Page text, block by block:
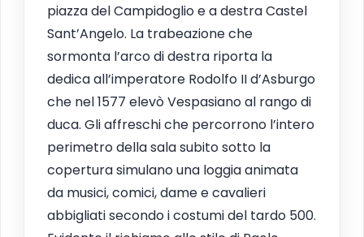
piazza del Campidoglio e a destra Castel
Sant’Angelo. La trabeazione che
sormonta l’arco di destra riporta la
dedica all’imperatore Rodolfo II d’Asburgo
che nel 1577 elevò Vespasiano al rango di
duca. Gli affreschi che percorrono l’intero
perimetro della sala subito sotto la
copertura simulano una loggia animata
da musici, comici, dame e cavalieri
abbigliati secondo i costumi del tardo 500.